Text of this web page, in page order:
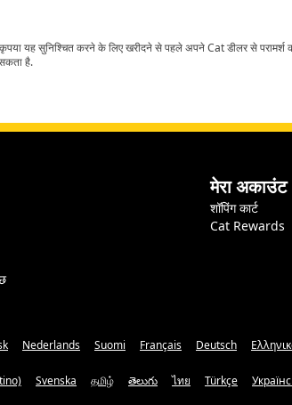
यह सुनिश्चित करने के लिए खरीदने से पहले अपने Cat डीलर से
है.
मेरा अकाउंट
शॉपिंग कार्ट
Cat Rewards
Nederlands Suomi Français Deutsch
Svenska தமிழ் తెలుగు ไทย Türkçe